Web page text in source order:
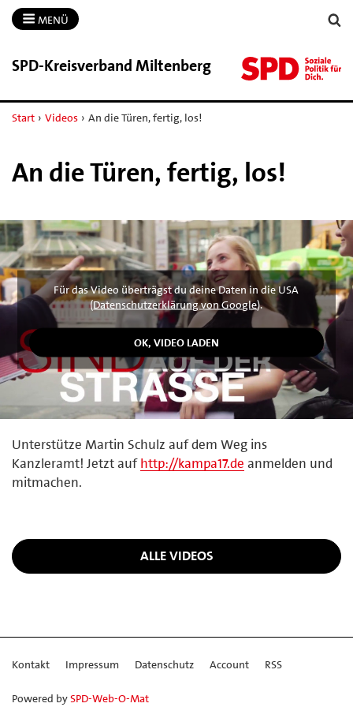
MENÜ
SPD-​Kreisverband Miltenberg
Start › Videos › An die Türen, fertig, los!
An die Türen, fertig, los!
Für das Video überträgst du deine Daten in die USA
(Datenschutzerklärung von Google).
Unterstütze Martin Schulz auf dem Weg ins
Kanzleramt! Jetzt aufhttp://kampa17.de anmelden und
mitmachen.
ALLE VIDEOS
Kontakt Impressum Datenschutz Account RSS
Powered bySPD-Web-O-Mat